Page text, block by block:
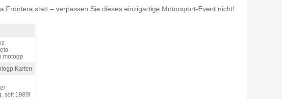
statt – verpassen Sie dieses einzigartige Motorsport-Event nicht!
2027 - Produkt-Übersicht
motogp
Karten
seit 1989!